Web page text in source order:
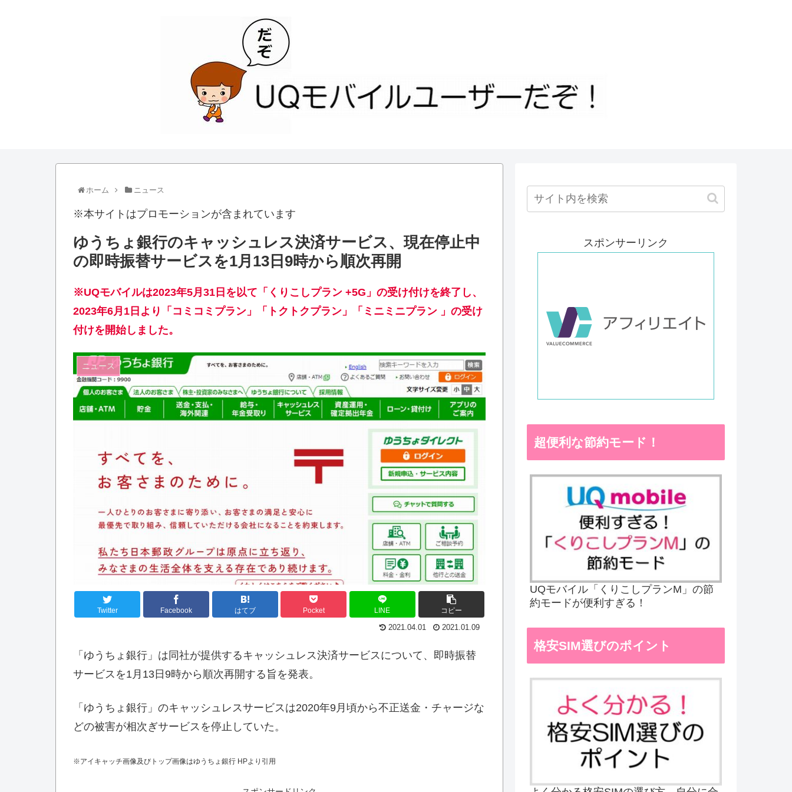
ホーム ニュース
※本サイトはプロモーションが含まれています
ゆうちょ銀行のキャッシュレス決済サービス、現在停止中
の即時振替サービスを1月13日9時から順次再開
※UQモバイルは2023年5月31日を以て「くりこしプラン +5G」の受け付けを終了し、
2023年6月1日より「コミコミプラン」「トクトクプラン」「ミニミニプラン 」の受け
付けを開始しました。
ニュース
Twitter Facebook はてブ Pocket LINE コピー
2021.04.01 2021.01.09
「ゆうちょ銀行」は同社が提供するキャッシュレス決済サービスについて、即時振替
サービスを1月13日9時から順次再開する旨を発表。
「ゆうちょ銀行」のキャッシュレスサービスは2020年9月頃から不正送金・チャージな
どの被害が相次ぎサービスを停止していた。
※アイキャッチ画像及びトップ画像はゆうちょ銀行 HPより引用
スポンサーリンク
超便利な節約モード！
UQモバイル「くりこしプランM」の節
約モードが便利すぎる！
格安SIM選びのポイント